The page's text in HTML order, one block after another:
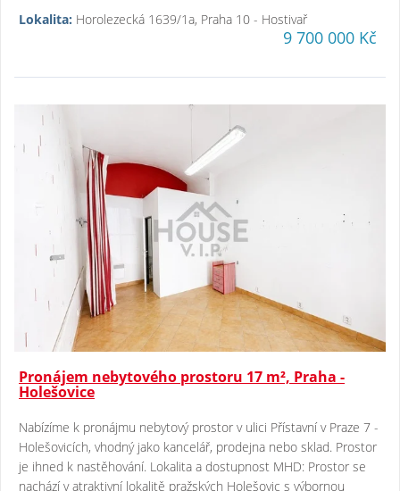
Lokalita: Horolezecká 1639/1a, Praha 10 - Hostivař
9 700 000 Kč
Pronájem nebytového prostoru 17 m², Praha -
Holešovice
Nabízíme k pronájmu nebytový prostor v ulici Přístavní v Praze 7 -
Holešovicích, vhodný jako kancelář, prodejna nebo sklad. Prostor
je ihned k nastěhování. Lokalita a dostupnost MHD: Prostor se
nachází v atraktivní lokalitě pražských Holešovic s výbornou